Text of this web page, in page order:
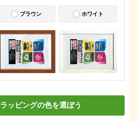
ブラウン ホワイト
ラッピングの色を選ぼう